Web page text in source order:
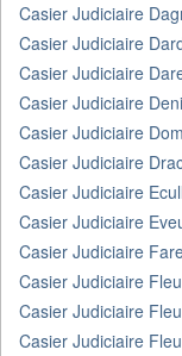
Casier Judiciaire
Casier Judiciaire
Casier Judiciaire
Casier Judiciaire
Casier Judiciaire
Casier Judiciaire
Casier Judiciaire
Casier Judiciaire
Casier Judiciaire
Casier Judiciaire
Casier Judiciaire
Casier Judiciaire